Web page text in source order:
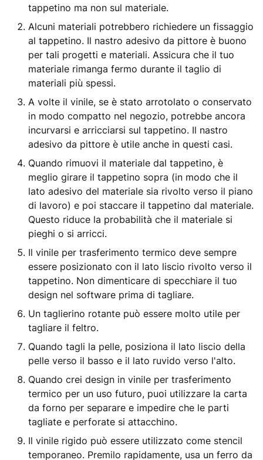
tappetino ma non sul materiale.
Alcuni materiali potrebbero richiedere un fissaggio
al tappetino. Il nastro adesivo da pittore è buono
per tali progetti e materiali. Assicura che il tuo
materiale rimanga fermo durante il taglio di
materiali più spessi.
A volte il vinile, se è stato arrotolato o conservato
in modo compatto nel negozio, potrebbe ancora
incurvarsi e arricciarsi sul tappetino. Il nastro
adesivo da pittore è utile anche in questi casi.
Quando rimuovi il materiale dal tappetino, è
meglio girare il tappetino sopra (in modo che il
lato adesivo del materiale sia rivolto verso il piano
di lavoro) e poi staccare il tappetino dal materiale.
Questo riduce la probabilità che il materiale si
pieghi o si arricci.
Il vinile per trasferimento termico deve sempre
essere posizionato con il lato liscio rivolto verso il
tappetino. Non dimenticare di specchiare il tuo
design nel software prima di tagliare.
Un taglierino rotante può essere molto utile per
tagliare il feltro.
Quando tagli la pelle, posiziona il lato liscio della
pelle verso il basso e il lato ruvido verso l'alto.
Quando crei design in vinile per trasferimento
termico per un uso futuro, puoi utilizzare la carta
da forno per separare e impedire che le parti
tagliate e perforate si attacchino.
Il vinile rigido può essere utilizzato come stencil
temporaneo. Premilo rapidamente, usa un ferro da